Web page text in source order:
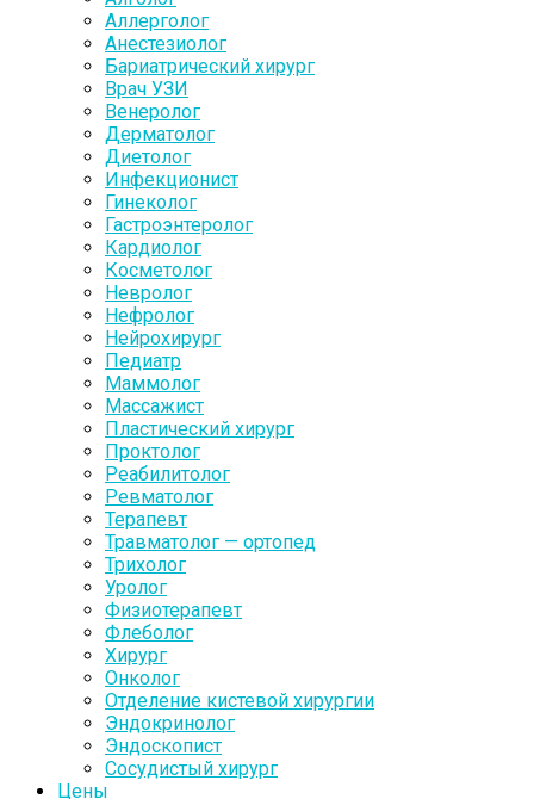
Аллерголог
Анестезиолог
Бариатрический хирург
Врач УЗИ
Венеролог
Дерматолог
Диетолог
Инфекционист
Гинеколог
Гастроэнтеролог
Кардиолог
Косметолог
Невролог
Нефролог
Нейрохирург
Педиатр
Маммолог
Массажист
Пластический хирург
Проктолог
Реабилитолог
Ревматолог
Терапевт
Травматолог — ортопед
Трихолог
Уролог
Физиотерапевт
Флеболог
Хирург
Онколог
Отделение кистевой хирургии
Эндокринолог
Эндоскопист
Сосудистый хирург
Цены